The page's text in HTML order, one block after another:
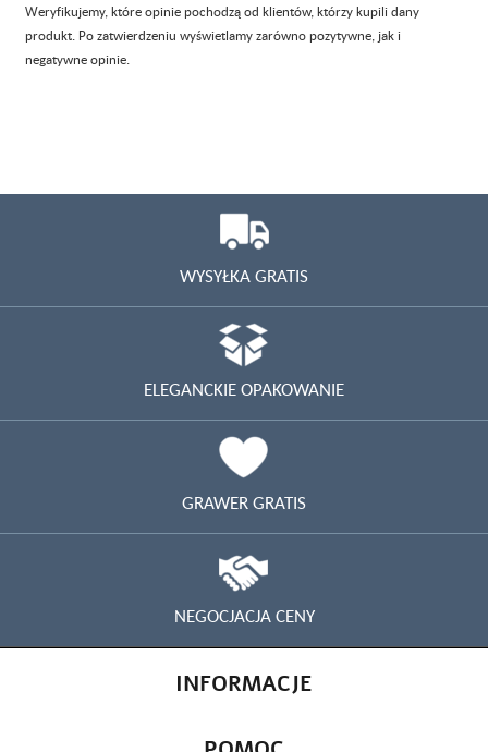
Weryfikujemy, które opinie pochodzą od klientów, którzy kupili dany
produkt. Po zatwierdzeniu wyświetlamy zarówno pozytywne, jak i
negatywne opinie.
WYSYŁKA GRATIS
ELEGANCKIE OPAKOWANIE
GRAWER GRATIS
NEGOCJACJA CENY
INFORMACJE